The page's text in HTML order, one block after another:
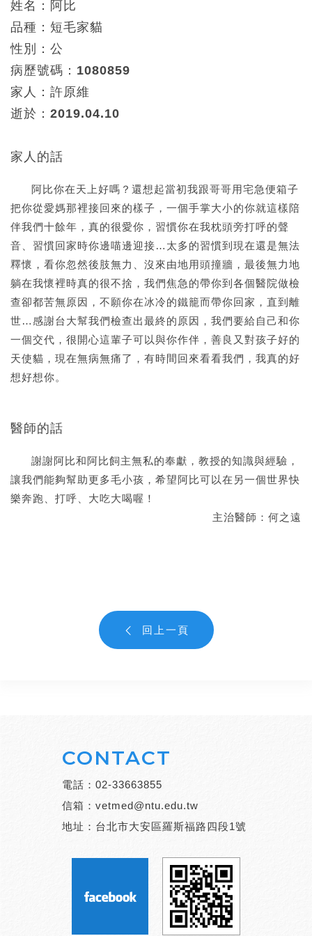
姓名：阿比
品種：短毛家貓
性別：公
病歷號碼：1080859
家人：許原維
逝於：2019.04.10
家人的話
阿比你在天上好嗎？還想起當初我跟哥哥用宅急便箱子
把你從愛媽那裡接回來的樣子，一個手掌大小的你就這樣陪
伴我們十餘年，真的很愛你，習慣你在我枕頭旁打呼的聲
音、習慣回家時你邊喵邊迎接…太多的習慣到現在還是無法
釋懷，看你忽然後肢無力、沒來由地用頭撞牆，最後無力地
躺在我懷裡時真的很不捨，我們焦急的帶你到各個醫院做檢
查卻都苦無原因，不願你在冰冷的鐵籠而帶你回家，直到離
世…感謝台大幫我們檢查出最終的原因，我們要給自己和你
一個交代，很開心這輩子可以與你作伴，善良又對孩子好的
天使貓，現在無病無痛了，有時間回來看看我們，我真的好
想好想你。
醫師的話
謝謝阿比和阿比飼主無私的奉獻，教授的知識與經驗，
讓我們能夠幫助更多毛小孩，希望阿比可以在另一個世界快
樂奔跑、打呼、大吃大喝喔！
主治醫師：何之遠
回上一頁
CONTACT
電話： 02-33663855
信箱： vetmed@ntu.edu.tw
地址：台北市大安區羅斯福路四段1號